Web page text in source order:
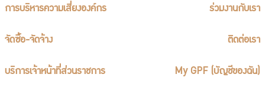
การบริหารความเสี่ยงองค์กร ร่วมงานกับเรา
จัดซื้อ-จัดจ้าง ติดต่อเรา
บริการเจ้าหน้าที่ส่วนราชการ My GPF (บัญชีของฉัน)